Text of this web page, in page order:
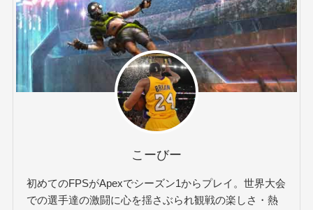
こーびー
初めてのFPSがApexでシーズン1からプレイ。世界大会
での選手達の激闘に心を揺さぶられ観戦の楽しさ・熱